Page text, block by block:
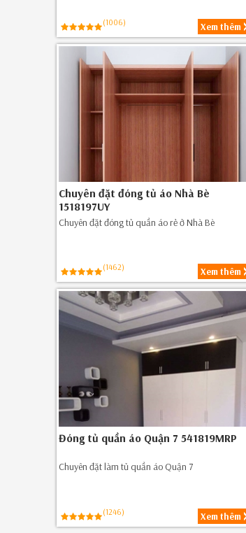
(1006) Xem thêm
Chuyên đặt đóng tủ áo Nhà Bè
1518197UY
Chuyên đặt đóng tủ quần áo rẻ ở Nhà Bè
(1462) Xem thêm
Đóng tủ quần áo Quận 7 541819MRP
Chuyên đặt làm tủ quần áo Quận 7
(1246) Xem thêm